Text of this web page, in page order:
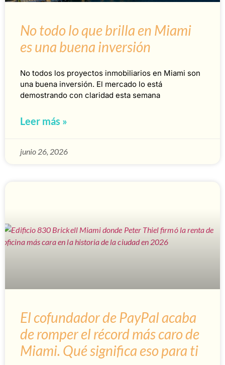
No todo lo que brilla en Miami
es una buena inversión
No todos los proyectos inmobiliarios en Miami son
una buena inversión. El mercado lo está
demostrando con claridad esta semana
Leer más »
junio 26, 2026
El cofundador de PayPal acaba
de romper el récord más caro de
Miami. Qué significa eso para ti